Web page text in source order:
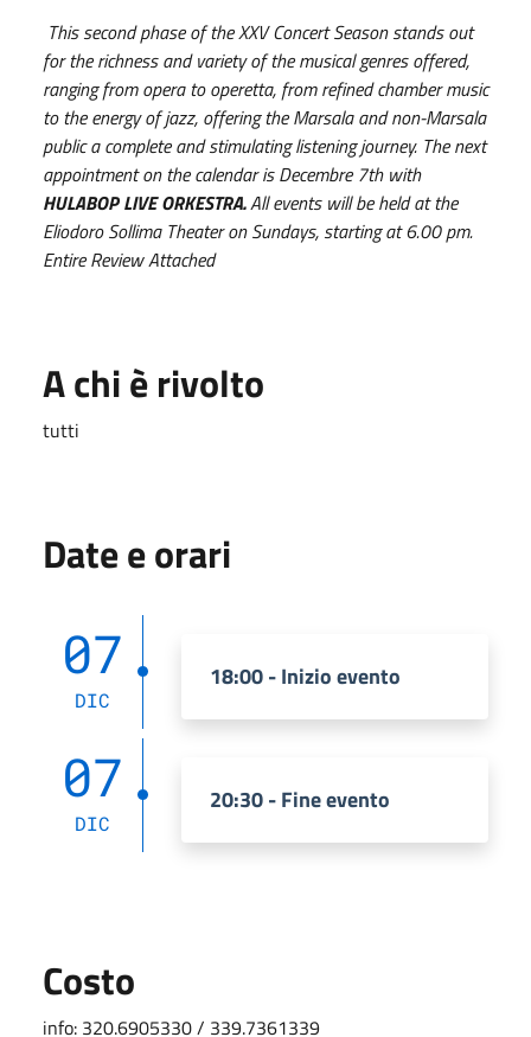
This second phase of the XXV Concert Season stands out
for the richness and variety of the musical genres offered,
ranging from opera to operetta, from refined chamber music
to the energy of jazz, offering the Marsala and non-Marsala
public a complete and stimulating listening journey. The next
appointment on the calendar is Decembre 7th with
HULABOP LIVE ORKESTRA.All events will be held at the
Eliodoro Sollima Theater on Sundays, starting at 6.00 pm.
Entire Review Attached
A chi è rivolto
tutti
Date e orari
07
DIC
18:00 - Inizio evento
07
DIC
20:30 - Fine evento
Costo
info: 320.6905330 / 339.7361339